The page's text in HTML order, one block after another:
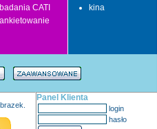
badania CATI
ankietowanie
kina
Panel Klienta
login
hasło